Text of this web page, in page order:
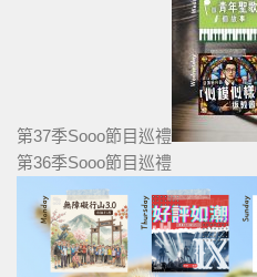
第37季Sooo節目巡禮
第36季Sooo節目巡禮